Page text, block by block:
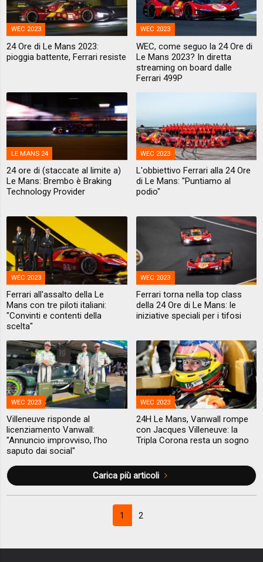
WEC 2023
24 Ore di Le Mans 2023:
pioggia battente, Ferrari resiste
WEC 2023
WEC, come seguo la 24 Ore di
Le Mans 2023? In diretta
streaming on board dalle
Ferrari 499P
LE MANS 24
24 ore di (staccate al limite a)
Le Mans: Brembo è Braking
Technology Provider
WEC 2023
L'obbiettivo Ferrari alla 24 Ore
di Le Mans: "Puntiamo al
podio"
WEC 2023
Ferrari all'assalto della Le
Mans con tre piloti italiani:
"Convinti e contenti della
scelta"
WEC 2023
Ferrari torna nella top class
della 24 Ore di Le Mans: le
iniziative speciali per i tifosi
WEC 2023
Villeneuve risponde al
licenziamento Vanwall:
"Annuncio improvviso, l'ho
saputo dai social"
WEC 2023
24H Le Mans, Vanwall rompe
con Jacques Villeneuve: la
Tripla Corona resta un sogno
Carica più articoli
1 2